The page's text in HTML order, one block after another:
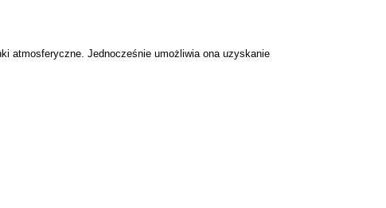
atmosferyczne. Jednocześnie umożliwia ona uzyskanie